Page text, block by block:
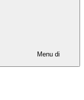
Menu di